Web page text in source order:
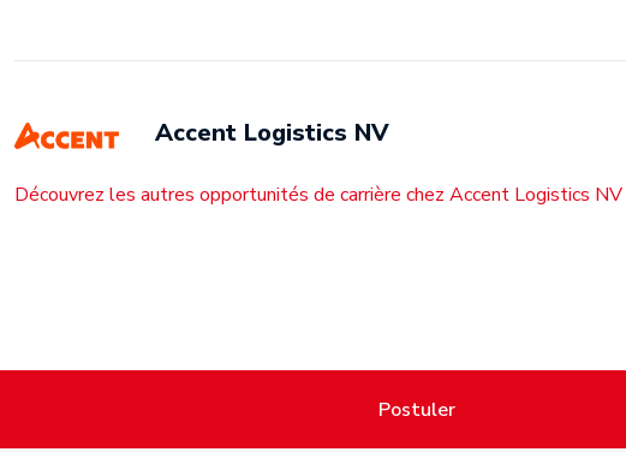
Accent Logistics NV
Découvrez les autres opportunités de carrière chez Accent Logistics NV
Postuler